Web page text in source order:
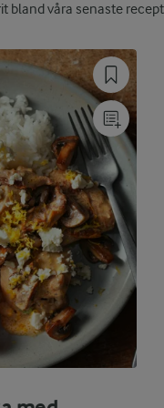
bland våra senaste